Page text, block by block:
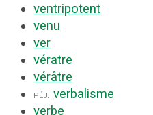
ventripotent
venu
ver
vératre
vérâtre
péj. verbalisme
verbe